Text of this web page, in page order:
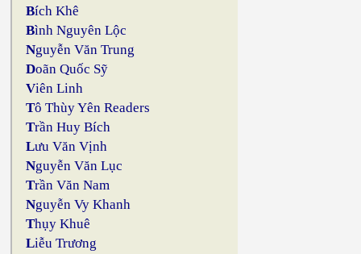
Bích Khê
Bình Nguyên Lộc
Nguyễn Văn Trung
Doãn Quốc Sỹ
Viên Linh
Tô Thùy Yên Readers
Trần Huy Bích
Lưu Văn Vịnh
Nguyễn Văn Lục
Trần Văn Nam
Nguyễn Vy Khanh
Thụy Khuê
Liễu Trương